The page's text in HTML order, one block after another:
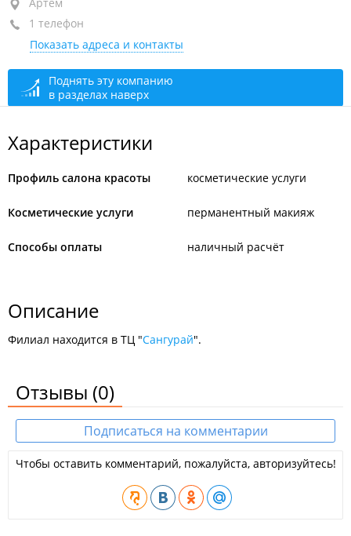
ТЦ "Сангурай", 2-й этаж, каб. 15
+7 924 237-67-56
По предварительной записи
09:00
1 телефон
Показать адреса и контакты
Поднять эту компанию
в разделах наверх
Характеристики
Профиль салона красоты косметические услуги
Косметические услуги перманентный макияж
Способы оплаты наличный расчёт
Описание
Филиал находится в ТЦ "Сангурай".
Отзывы (0)
Подписаться на комментарии
Чтобы оставить комментарий, пожалуйста, авторизуйтесь!